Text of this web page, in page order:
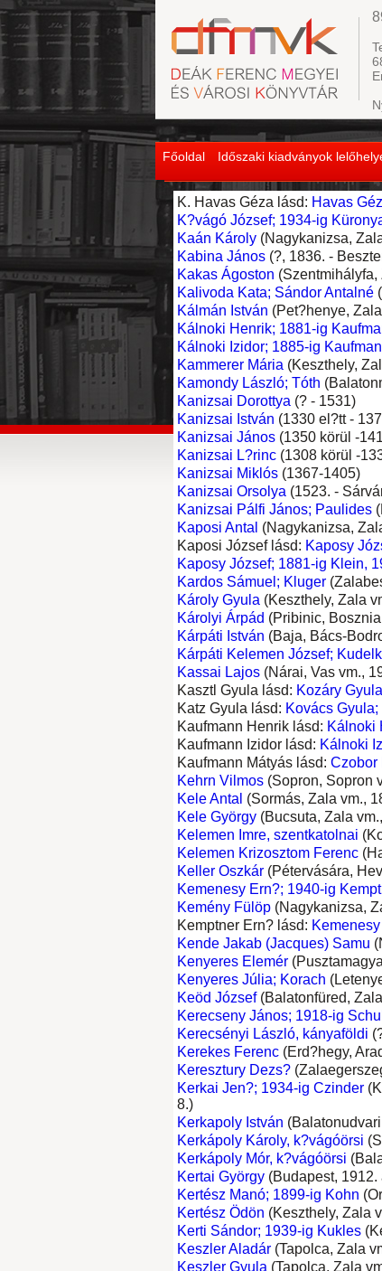
Főoldal Időszaki kiadványok
K. Havas Géza lásd: Havas
K?vágó József; 1934-ig
Kaán Károly (Nagykanizsa,
Kabina János (?, 1836. -
Kakas Ágoston (Szentmihályfa,
Kalivoda Kata; Sándor Antalné
Kálmán István (Pet?henye,
Kálnoki Henrik; 1881-ig
Kálnoki Izidor; 1885-ig
Kammerer Mária (Keszthely,
Kamondy László; Tóth
Kanizsai Dorottya (? - 1531)
Kanizsai István (1330 el?tt -
Kanizsai János (1350 körül -
Kanizsai L?rinc (1308 körül -
Kanizsai Miklós (1367-1405)
Kanizsai Orsolya (1523. -
Kanizsai Pálfi János; Paulides
Kaposi Antal (Nagykanizsa,
Kaposi József lásd: Kaposy
Kaposy József; 1881-ig Klein,
Kardos Sámuel; Kluger
Károly Gyula (Keszthely, Zala
Károlyi Árpád (Pribinic,
Kárpáti István (Baja, Bács-
Kárpáti Kelemen József;
Kassai Lajos (Nárai, Vas vm.,
Kasztl Gyula lásd: Kozáry
Katz Gyula lásd: Kovács
Kaufmann Henrik lásd: Kálnoki
Kaufmann Izidor lásd: Kálnoki
Kaufmann Mátyás lásd: Czobor
Kehrn Vilmos (Sopron, Sopron
Kele Antal (Sormás, Zala vm.,
Kele György (Bucsuta, Zala
Kelemen Imre, szentkatolnai
Kelemen Krizosztom Ferenc
Keller Oszkár (Pétervására,
Kemenesy Ern?; 1940-ig
Kemény Fülöp (Nagykanizsa,
Kemptner Ern? lásd:
Kende Jakab (Jacques) Samu
Kenyeres Elemér
Kenyeres Júlia; Korach
Keöd József(Balatonfüred,
Kerecseny János; 1918-ig
Kerecsényi László, kányaföldi
Kerekes Ferenc (Erd?hegy,
Keresztury Dezs?
Kerkai Jen?; 1934-ig Czinder
8.)
Kerkapoly István
Kerkápoly Károly, k?vágóörsi
Kerkápoly Mór, k?vágóörsi
Kertai György (Budapest, 1912.
Kertész Manó; 1899-ig Kohn
Kertész Ödön (Keszthely, Zala
Kerti Sándor; 1939-ig Kukles
Keszler Aladár (Tapolca, Zala
Keszler Gyula (Tapolca, Zala